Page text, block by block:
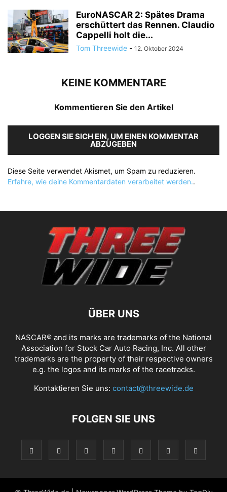
EuroNASCAR 2: Spätes Drama
erschüttert das Rennen. Claudio
Cappelli holt die...
Tom Threewide - 12. Oktober 2024
KEINE KOMMENTARE
Kommentieren Sie den Artikel
LOGGEN SIE SICH EIN, UM EINEN KOMMENTAR
ABZUGEBEN
Diese Seite verwendet Akismet, um Spam zu reduzieren.
Erfahre, wie deine Kommentardaten verarbeitet werden..
ÜBER UNS
NASCAR® and its marks are trademarks of the National
Association for Stock Car Auto Racing, Inc. All other
trademarks are the property of their respective owners
e.g. the logos and its marks of the racetracks.
Kontaktieren Sie uns: contact@threewide.de
FOLGEN SIE UNS